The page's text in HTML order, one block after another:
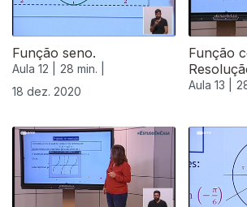
Função seno.
Aula 12 |
28 min. |
18 dez. 2020
Função
Aula 13 |